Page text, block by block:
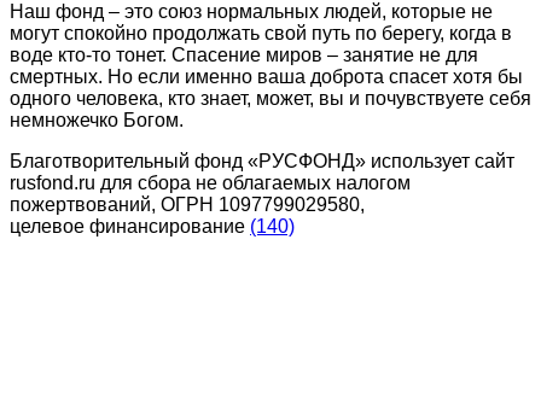
Наш фонд – это союз нормальных людей, которые не
могут спокойно продолжать свой путь по берегу, когда в
воде кто-то тонет. Спасение миров – занятие не для
смертных. Но если именно ваша доброта спасет хотя бы
одного человека, кто знает, может, вы и почувствуете себя
немножечко Богом.
Благотворительный фонд «РУСФОНД» использует сайт
rusfond.ru для сбора не облагаемых налогом
пожертвований, ОГРН 1097799029580,
целевое финансирование (140)